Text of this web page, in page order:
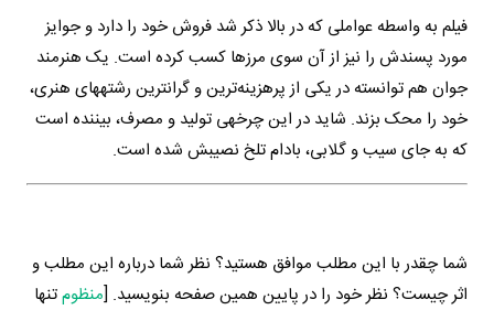
فیلم به واسطه عواملی که در بالا ذکر شد فروش خود را دارد و جوایز
مورد پسندش را نیز از آن سوی مرزها کسب کرده است. یک هنرمند
جوان هم توانسته در یکی از پرهزینه‌ترین و گران‎ترین رشته‎های هنری،
خود را محک بزند. شاید در این چرخه‎ی تولید و مصرف، بیننده است
که به جای سیب و گلابی، بادام تلخ نصیبش شده است.
شما چقدر با این مطلب موافق هستید؟ نظر شما درباره این مطلب و
اثر چیست؟ نظر خود را در پایین همین صفحه بنویسید. [منظومتنها